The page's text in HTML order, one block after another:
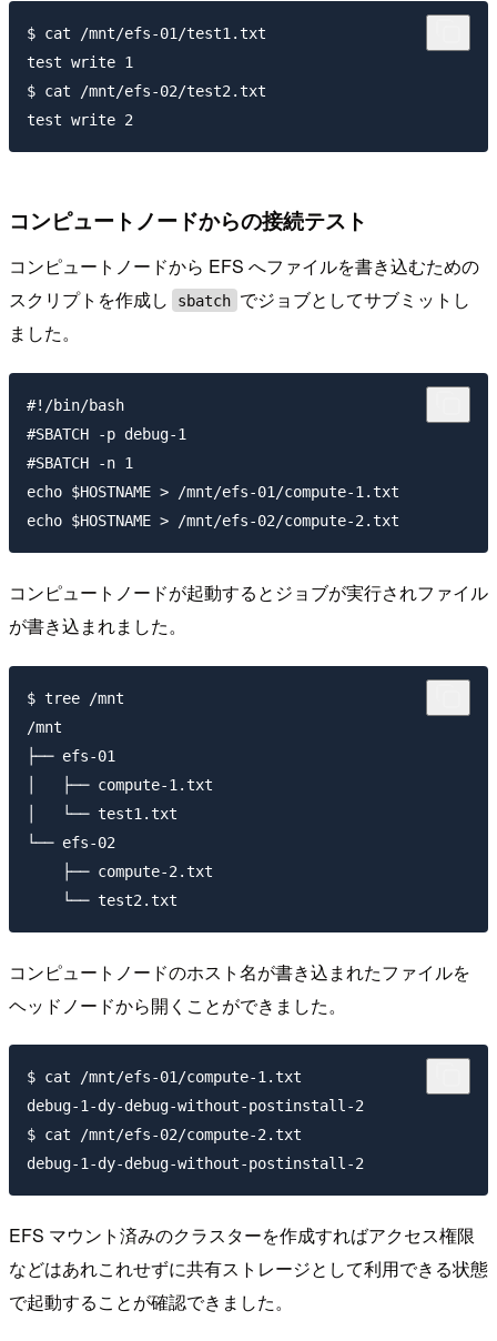
$ cat /mnt/efs-01/test1.txt
test write 1
$ cat /mnt/efs-02/test2.txt
コンピュートノードからの接続テスト
コンピュートノードから EFS へファイルを書き込むための
スクリプトを作成し
sbatch でジョブとしてサブミットし
ました。
#!/bin/bash
#SBATCH -p debug-1
#SBATCH -n 1
echo $HOSTNAME > /mnt/efs-01/compute-1.txt
コンピュートノードが起動するとジョブが実行されファイル
が書き込まれました。
$ tree /mnt
/mnt
├── efs-01
│   ├── compute-1.txt
│   └── test1.txt
└── efs-02
    ├── compute-2.txt
コンピュートノードのホスト名が書き込まれたファイルを
ヘッドノードから開くことができました。
$ cat /mnt/efs-01/compute-1.txt
debug-1-dy-debug-without-postinstall-2
$ cat /mnt/efs-02/compute-2.txt
EFS マウント済みのクラスターを作成すればアクセス権限
などはあれこれせずに共有ストレージとして利用できる状態
で起動することが確認できました。